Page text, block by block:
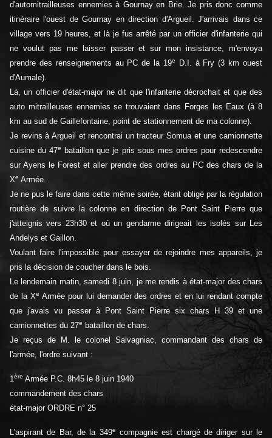
d'automitrailleuses ennemies à Gournay en Brie. Je pris donc comme
itinéraire l'ouest de Gournay en direction d'Argueil. J'arrivais dans ce
village vers 19 heures, et là je fus arrêté par un officier d'infanterie qui
ne voulut pas me laisser passer et sur mon insistance, m'envoya
prendre des renseignements au PC de la 19e
D.I. à Fry (3 km ouest
d'Aumale).
Là, un officier d'état-major ne dit que l'infanterie décrochait et que des
auto mitrailleuses ennemies se trouvaient dans Forges les Eaux (à 8
km au sud de Gaillefontaine, point de stationnement de ma colonne).
Je revins à Argueil et rencontrai un tracteur Somua et une camionnette
cuisine du 47e
bataillon que je pris sous mes ordres pour redescendre
sur Ayens le Forest et aller prendre des ordres au PC des chars de la
Xe Armée.
Je ne pus le faire dans cette même soirée, étant obligé par la régulation
routière de suivre la colonne en direction de Pont Saint Pierre que
j'atteignis vers 23h30 et où un gendarme dirigeait les isolés sur Les
Andelys et Gaillon.
Voulant faire l'impossible pour essayer de rejoindre mes appareils, je
pris la décision de coucher dans le bois.
Le lendemain matin, samedi 8 juin, je me rendis à état-major des chars
de la Xe Armée pour lui demander des ordres et en lui rendant compte
que j'avais vu passer à Pont Saint Pierre six chars H 39 et une
camionnettes du 27e
bataillon de chars.
Je reçus de M. le colonel Salvagniac, commandant des chars de
l'armée, l'ordre suivant :
1ère Armée P.C. 8h45 le 8 juin 1940
commandement des chars
état-major ORDRE n° 25
L'aspirant de Bar, de la 349e
compagnie est chargé de diriger sur le